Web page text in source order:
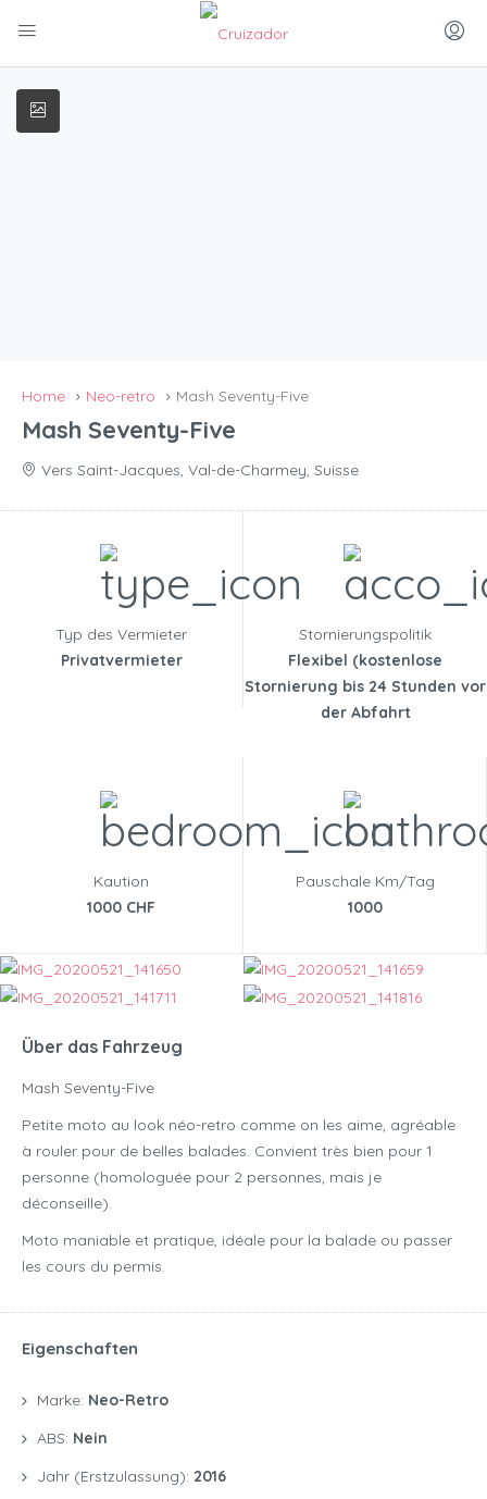
Home Neo-retro Mash Seventy-Five
Mash Seventy-Five
Vers Saint-Jacques, Val-de-Charmey, Suisse
Typ des Vermieter
Privatvermieter
Stornierungspolitik
Flexibel (kostenlose
Stornierung bis 24 Stunden vor
der Abfahrt
Kaution
1000 CHF
Pauschale Km/Tag
1000
Über das Fahrzeug
Mash Seventy-Five
Petite moto au look néo-retro comme on les aime, agréable
à rouler pour de belles balades. Convient très bien pour 1
personne (homologuée pour 2 personnes, mais je
déconseille).
Moto maniable et pratique, idéale pour la balade ou passer
les cours du permis.
Eigenschaften
Marke: Neo-Retro
ABS: Nein
Jahr (Erstzulassung): 2016